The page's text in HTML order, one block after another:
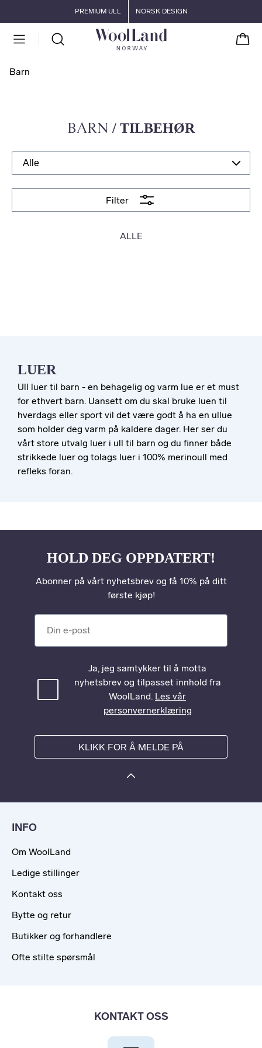
Gå til hovedinnholdPREMIUM ULL NORSK DESIGN
Barn
BARN / TILBEHØR
ALLE
Filter
LUER
Ull luer til barn - en behagelig og varm lue er et must
for ethvert barn. Uansett om du skal bruke luen til
hverdags eller sport vil det være godt å ha en ullue
som holder deg varm på kaldere dager. Her ser du
vårt store utvalg luer i ull til barn og du finner både
strikkede luer og tolags luer i 100% merinoull med
refleks foran.
HOLD DEG OPPDATERT!
Abonner på vårt nyhetsbrev og få 10% på ditt
første kjøp!
Ja, jeg samtykker til å motta
nyhetsbrev og tilpasset innhold fra
WoolLand. Les vår
personvernerklæring
KLIKK FOR Å MELDE PÅ
INFO
Om WoolLand
Ledige stillinger
Kontakt oss
Bytte og retur
Butikker og forhandlere
Ofte stilte spørsmål
KONTAKT OSS